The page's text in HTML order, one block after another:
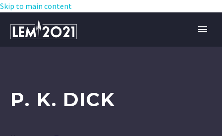
Skip to main content
P. K. DICK